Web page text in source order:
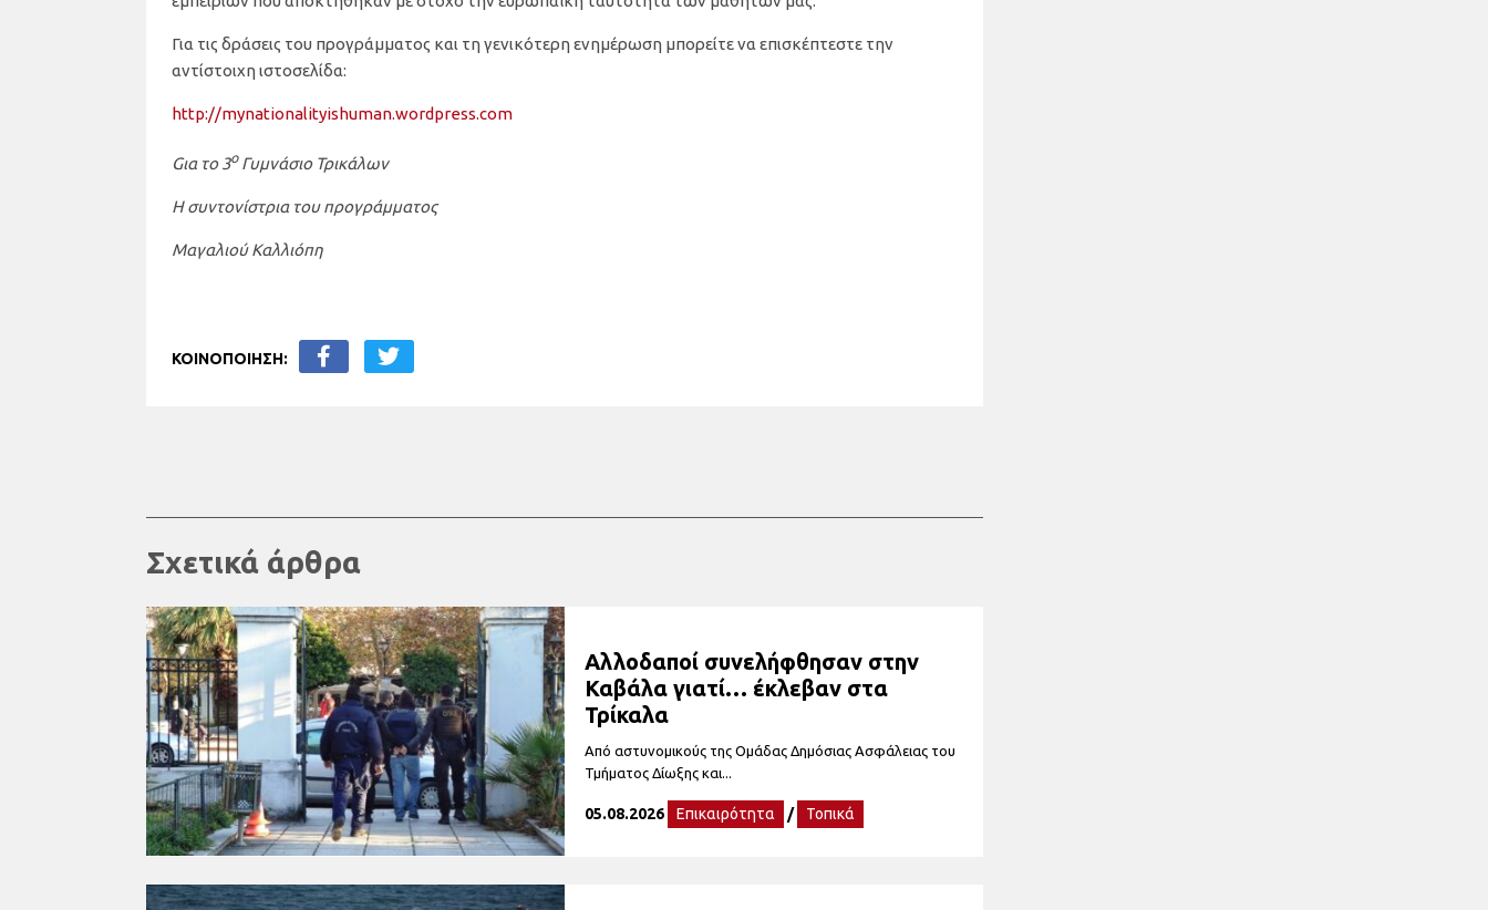
Για τις δράσεις του προγράμματος και τη γενικότερη ενημέρωση μπορείτε να επισκέπτεστε την
αντίστοιχη ιστοσελίδα:
http://mynationalityishuman.wordpress.com
Gια το 3οΓυμνάσιο Τρικάλων
Η συντονίστρια του προγράμματος
Μαγαλιού Καλλιόπη
ΚΟΙΝΟΠΟΙΗΣΗ:
Σχετικά άρθρα
Αλλοδαποί συνελήφθησαν στην
Καβάλα γιατί… έκλεβαν στα
Τρίκαλα
Από αστυνομικούς της Ομάδας Δημόσιας Ασφάλειας του
Τμήματος Δίωξης και...
05.08.2026 Επικαιρότητα / Τοπικά